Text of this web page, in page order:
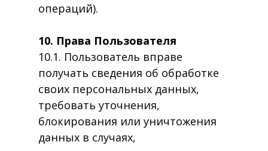
операций).
10. Права Пользователя
10.1. Пользователь вправе
получать сведения об обработке
своих персональных данных,
требовать уточнения,
блокирования или уничтожения
данных в случаях,